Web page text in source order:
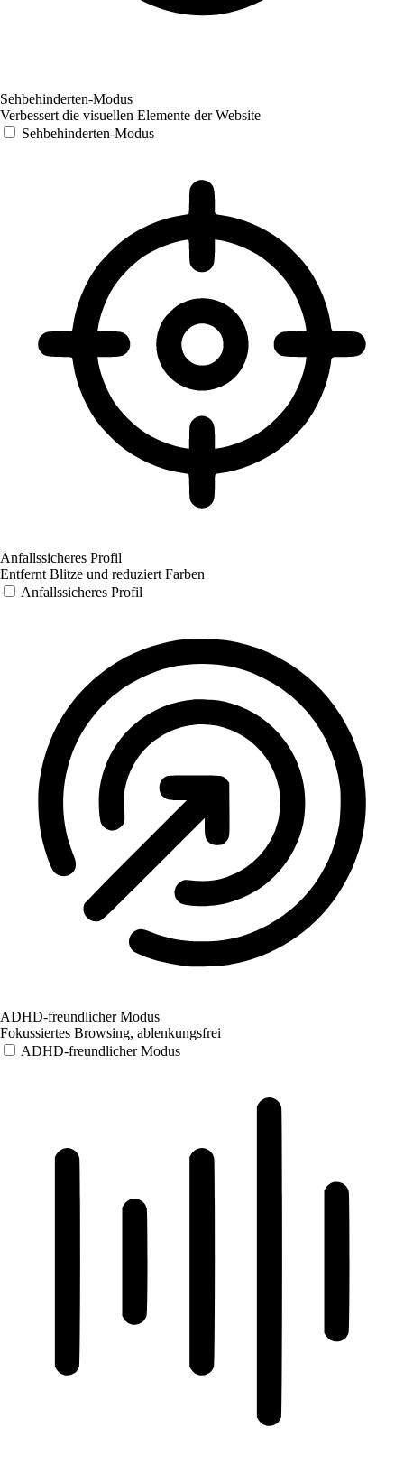
Sehbehinderten-Modus
Verbessert die visuellen Elemente der Website
Sehbehinderten-Modus
Anfallssicheres Profil
Entfernt Blitze und reduziert Farben
Anfallssicheres Profil
ADHD-freundlicher Modus
Fokussiertes Browsing, ablenkungsfrei
ADHD-freundlicher Modus